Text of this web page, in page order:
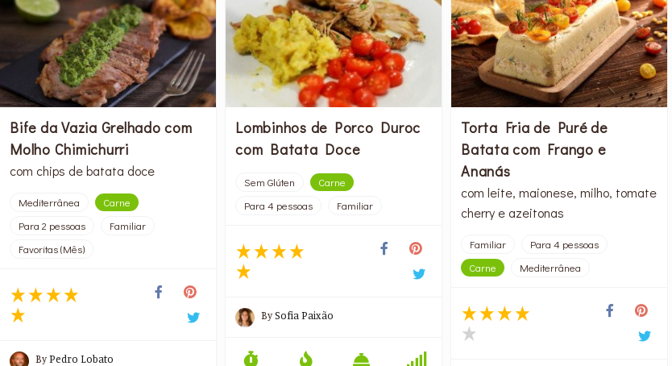
Bife da Vazia Grelhado com
Molho Chimichurri
com chips de batata doce
Mediterrânea
Carne
Para 2 pessoas
Familiar
Favoritas (Mês)
ByPedro Lobato
Lombinhos de Porco Duroc
com Batata Doce
Sem Glúten
Carne
Para 4 pessoas
Familiar
BySofia Paixão
Torta Fria de Puré de
Batata com Frango e
Ananás
com leite, maionese, milho, tomate
cherry e azeitonas
Familiar
Para 4 pessoas
Carne
Mediterrânea